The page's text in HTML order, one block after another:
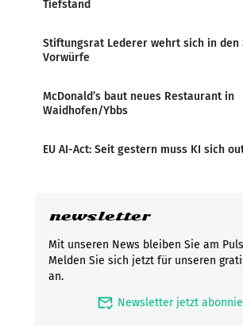
Tiefstand
Stiftungsrat Lederer wehrt sich in den
Vorwürfe
McDonald’s baut neues Restaurant in
Waidhofen/Ybbs
EU AI-Act: Seit gestern muss KI sich
newsletter
Mit unseren News bleiben Sie am
Melden Sie sich jetzt für unseren
an.
mark_email_read Newsletter jetzt